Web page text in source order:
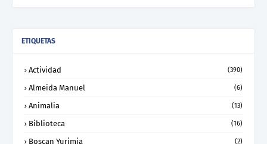
ETIQUETAS
Actividad (390)
Almeida Manuel (6)
Animalia (13)
Biblioteca (16)
Boscan Yurimia (2)